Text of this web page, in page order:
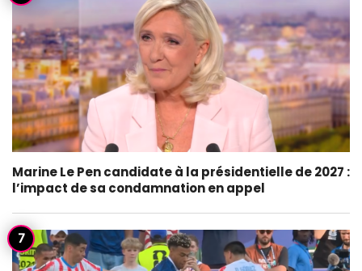
Marine Le Pen candidate à la présidentielle de 2027 :
l’impact de sa condamnation en appel